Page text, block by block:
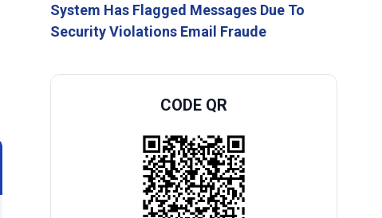
System Has Flagged Messages Due To
Security Violations Email Fraude
CODE QR